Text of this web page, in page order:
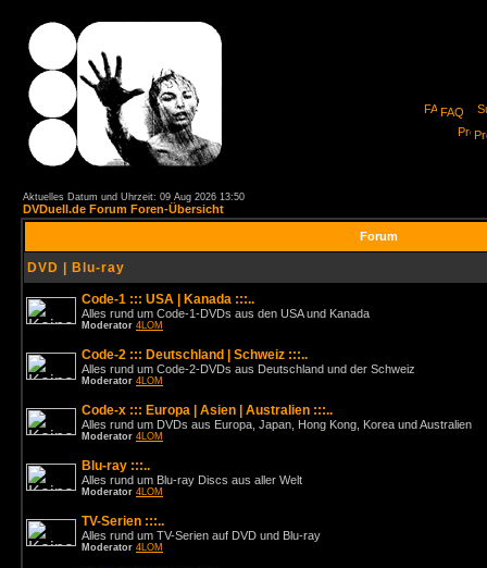
FAQ
Aktuelles Datum und Uhrzeit: 09 Aug 2026 13:50
DVDuell.de Forum Foren-Übersicht
Forum
DVD | Blu-ray
Code-1 ::: USA | Kanada :::..
Alles rund um Code-1-DVDs aus den USA und Kanada
Moderator 4LOM
Code-2 ::: Deutschland | Schweiz :::..
Alles rund um Code-2-DVDs aus Deutschland und der Schweiz
Moderator 4LOM
Code-x ::: Europa | Asien | Australien :::..
Alles rund um DVDs aus Europa, Japan, Hong Kong, Korea und Australien
Moderator 4LOM
Blu-ray :::..
Alles rund um Blu-ray Discs aus aller Welt
Moderator 4LOM
TV-Serien :::..
Alles rund um TV-Serien auf DVD und Blu-ray
Moderator 4LOM